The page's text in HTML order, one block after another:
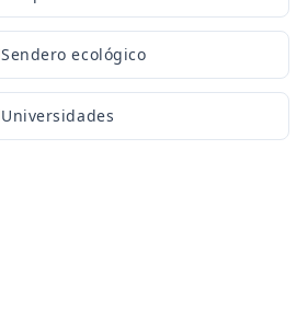
Sendero ecológico
Universidades